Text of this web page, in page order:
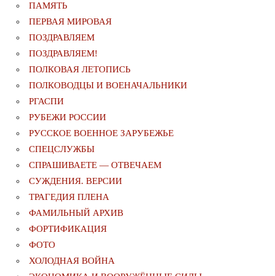
ПАМЯТЬ
ПЕРВАЯ МИРОВАЯ
ПОЗДРАВЛЯЕМ
ПОЗДРАВЛЯЕМ!
ПОЛКОВАЯ ЛЕТОПИСЬ
ПОЛКОВОДЦЫ И ВОЕНАЧАЛЬНИКИ
РГАСПИ
РУБЕЖИ РОССИИ
РУССКОЕ ВОЕННОЕ ЗАРУБЕЖЬЕ
СПЕЦСЛУЖБЫ
СПРАШИВАЕТЕ — ОТВЕЧАЕМ
СУЖДЕНИЯ. ВЕРСИИ
ТРАГЕДИЯ ПЛЕНА
ФАМИЛЬНЫЙ АРХИВ
ФОРТИФИКАЦИЯ
ФОТО
ХОЛОДНАЯ ВОЙНА